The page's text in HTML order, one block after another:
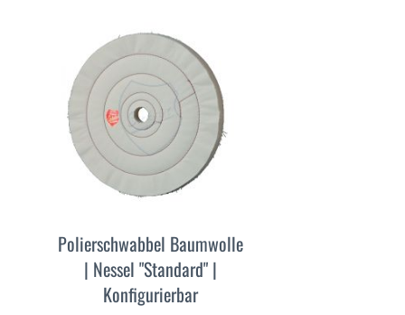
Polierschwabbel Baumwolle
| Nessel "Standard" |
Konfigurierbar